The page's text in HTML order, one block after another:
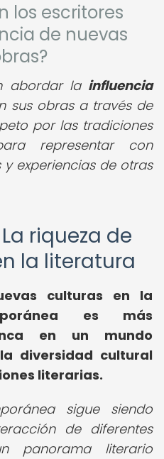
los escritores
de nuevas
abordar la influencia
sus obras a través de
por las tradiciones
representar con
experiencias de otras
riqueza de
la literatura
culturas en la
es más
en un mundo
diversidad cultural
literarias.
sigue siendo
de diferentes
panorama literario